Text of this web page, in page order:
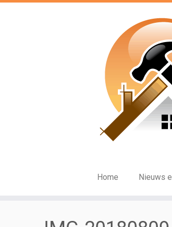
Ga
Home Nieuws